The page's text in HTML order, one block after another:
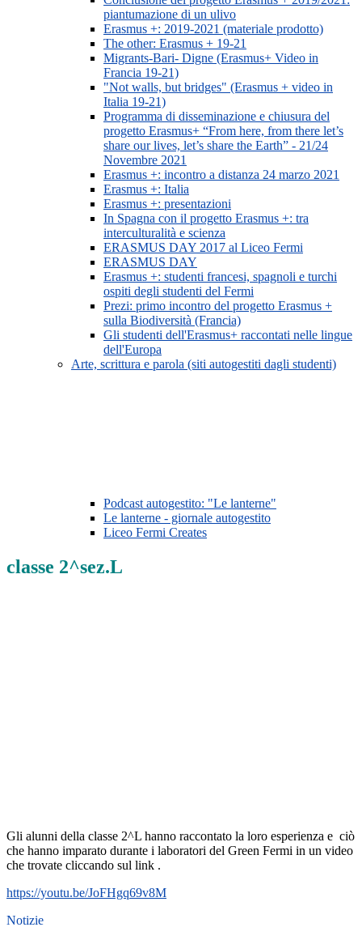
piantumazione di un ulivo
Erasmus +: 2019-2021 (materiale prodotto)
The other: Erasmus + 19-21
Migrants-Bari- Digne (Erasmus+ Video in
Francia 19-21)
"Not walls, but bridges" (Erasmus + video in
Italia 19-21)
Programma di disseminazione e chiusura del
progetto Erasmus+ “From here, from there let’s
share our lives, let’s share the Earth” - 21/24
Novembre 2021
Erasmus +: incontro a distanza 24 marzo 2021
Erasmus +: Italia
Erasmus +: presentazioni
In Spagna con il progetto Erasmus +: tra
interculturalità e scienza
ERASMUS DAY 2017 al Liceo Fermi
ERASMUS DAY
Erasmus +: studenti francesi, spagnoli e turchi
ospiti degli studenti del Fermi
Prezi: primo incontro del progetto Erasmus +
sulla Biodiversità (Francia)
Gli studenti dell'Erasmus+ raccontati nelle lingue
dell'Europa
Arte, scrittura e parola (siti autogestiti dagli studenti)
Podcast autogestito: "Le lanterne"
Le lanterne - giornale autogestito
Liceo Fermi Creates
classe 2^sez.L
Gli alunni della classe 2^L hanno raccontato la loro esperienza e ciò
che hanno imparato durante i laboratori del Green Fermi in un video
che trovate cliccando sul link .
https://youtu.be/JoFHgq69v8M
Notizie